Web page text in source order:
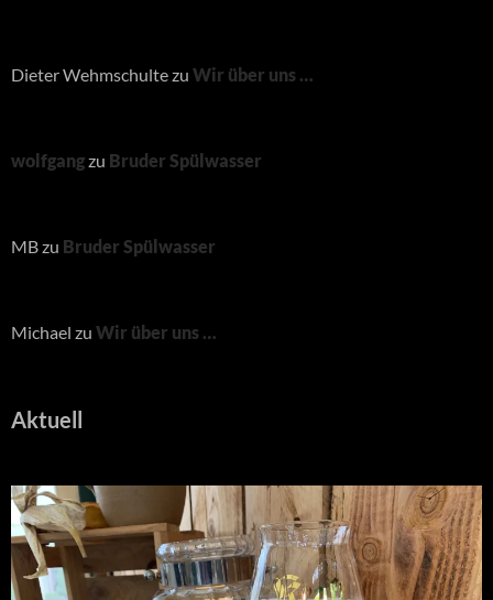
Dieter Wehmschultezu Wir über uns …
wolfgangzu Bruder Spülwasser
MBzu Bruder Spülwasser
Michael zu Wir über uns …
Aktuell